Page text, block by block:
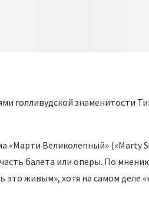
голливудской знаменитости
«Марти Великолепный» («Marty
балета или оперы. По
это живым», хотя на самом деле